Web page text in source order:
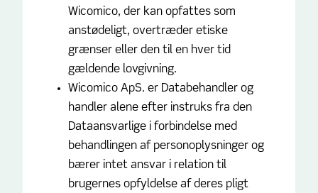
Wicomico, der kan opfattes som
anstødeligt, overtræder etiske
grænser eller den til en hver tid
gældende lovgivning.
Wicomico ApS. er Databehandler og
handler alene efter instruks fra den
Dataansvarlige i forbindelse med
behandlingen af personoplysninger og
bærer intet ansvar i relation til
brugernes opfyldelse af deres pligt